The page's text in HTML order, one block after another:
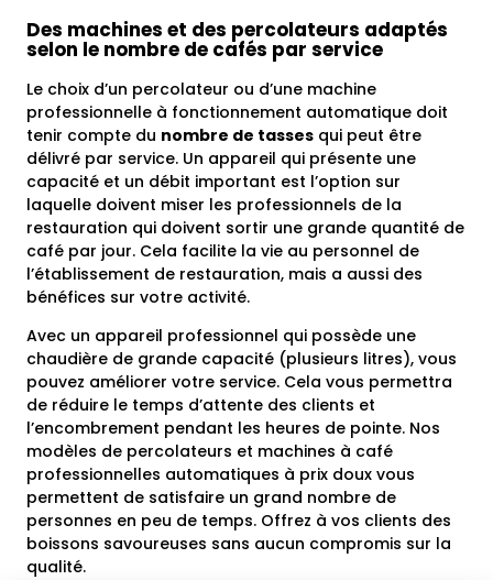
Des machines et des percolateurs adaptés
selon le nombre de cafés par service
Le choix d’un percolateur ou d’une machine
professionnelle à fonctionnement automatique doit
tenir compte du nombre de tasses qui peut être
délivré par service. Un appareil qui présente une
capacité et un débit important est l’option sur
laquelle doivent miser les professionnels de la
restauration qui doivent sortir une grande quantité de
café par jour. Cela facilite la vie au personnel de
l’établissement de restauration, mais a aussi des
bénéfices sur votre activité.
Avec un appareil professionnel qui possède une
chaudière de grande capacité (plusieurs litres), vous
pouvez améliorer votre service. Cela vous permettra
de réduire le temps d’attente des clients et
l’encombrement pendant les heures de pointe. Nos
modèles de percolateurs et machines à café
professionnelles automatiques à prix doux vous
permettent de satisfaire un grand nombre de
personnes en peu de temps. Offrez à vos clients des
boissons savoureuses sans aucun compromis sur la
qualité.